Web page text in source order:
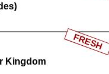
Kingdom
FRESH